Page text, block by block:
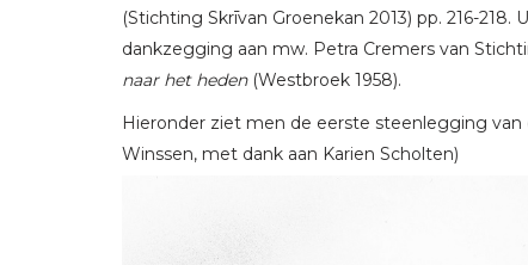
(Stichting Skrīvan Groenekan 2013) pp. 216-
dankzegging aan mw. Petra Cremers van
naar het heden (Westbroek 1958).
Hieronder ziet men de eerste steenlegging
Winssen, met dank aan Karien Scholten)